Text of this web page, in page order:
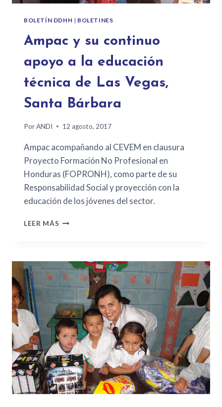
BOLETÍN DDHH | BOLETINES
Ampac y su continuo
apoyo a la educación
técnica de Las Vegas,
Santa Bárbara
PorANDI 12 agosto, 2017
Ampac acompañando al CEVEM en clausura
Proyecto Formación No Profesional en
Honduras (FOPRONH), como parte de su
Responsabilidad Social y proyección con la
educación de los jóvenes del sector.
LEER MÁS